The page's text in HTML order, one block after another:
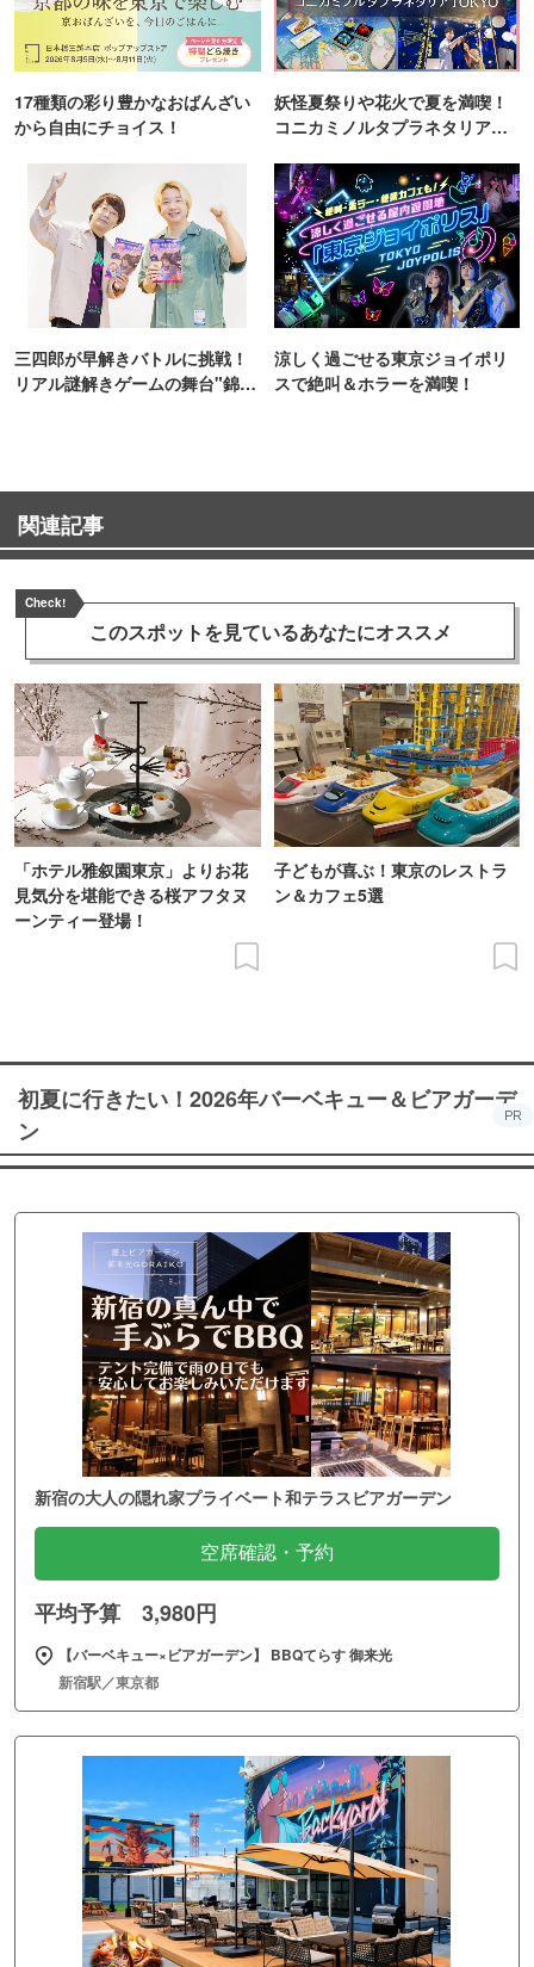
17種類の彩り豊かなおばんざい
から自由にチョイス！
妖怪夏祭りや花火で夏を満喫！
コニカミノルタプラネタリア
三四郎が早解きバトルに挑戦！
リアル謎解きゲームの舞台"錦糸
涼しく過ごせる東京ジョイポリ
スで絶叫＆ホラーを満喫！
関連記事
Check!
このスポットを見ているあなたにオススメ
「ホテル雅叙園東京」よりお花
見気分を堪能できる桜アフタヌ
ーンティー登場！
子どもが喜ぶ！東京のレストラ
ン＆カフェ5選
初夏に行きたい！2026年バーベキュー＆ビアガーデ
ン
PR
新宿の大人の隠れ家プライベート和テラスビアガーデン
空席確認・予約
平均予算 3,980円
【バーベキュー×ビアガーデン】 BBQてらす 御来光
新宿駅／東京都